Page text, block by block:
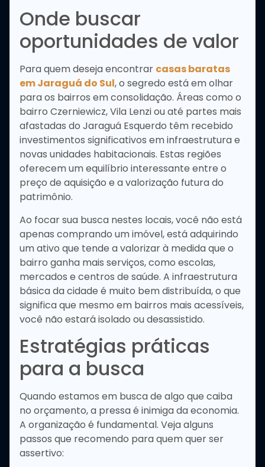
Onde buscar
oportunidades de valor
Para quem deseja encontrar casas baratas
em Jaraguá do Sul, o segredo está em olhar
para os bairros em consolidação. Áreas como o
bairro Czerniewicz, Vila Lenzi ou até partes mais
afastadas do Jaraguá Esquerdo têm recebido
investimentos significativos em infraestrutura e
novas unidades habitacionais. Estas regiões
oferecem um equilíbrio interessante entre o
preço de aquisição e a valorização futura do
patrimônio.
Ao focar sua busca nestes locais, você não está
apenas comprando um imóvel, está adquirindo
um ativo que tende a valorizar à medida que o
bairro ganha mais serviços, como escolas,
mercados e centros de saúde. A infraestrutura
básica da cidade é muito bem distribuída, o que
significa que mesmo em bairros mais acessíveis,
você não estará isolado ou desassistido.
Estratégias práticas
para a busca
Quando estamos em busca de algo que caiba
no orçamento, a pressa é inimiga da economia.
A organização é fundamental. Veja alguns
passos que recomendo para quem quer ser
assertivo: